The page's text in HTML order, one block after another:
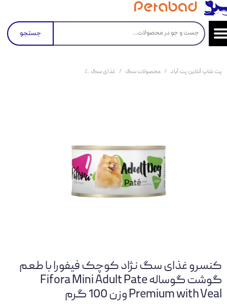
جستجو
پت شاپ آنلاین پت آباد محصولات سگ غذای سگ
کنسرو غذای سگ نژاد کوچک فیفورا با طعم
گوشت گوساله Fifora Mini Adult Pate
Premium with Veal وزن 100 گرم